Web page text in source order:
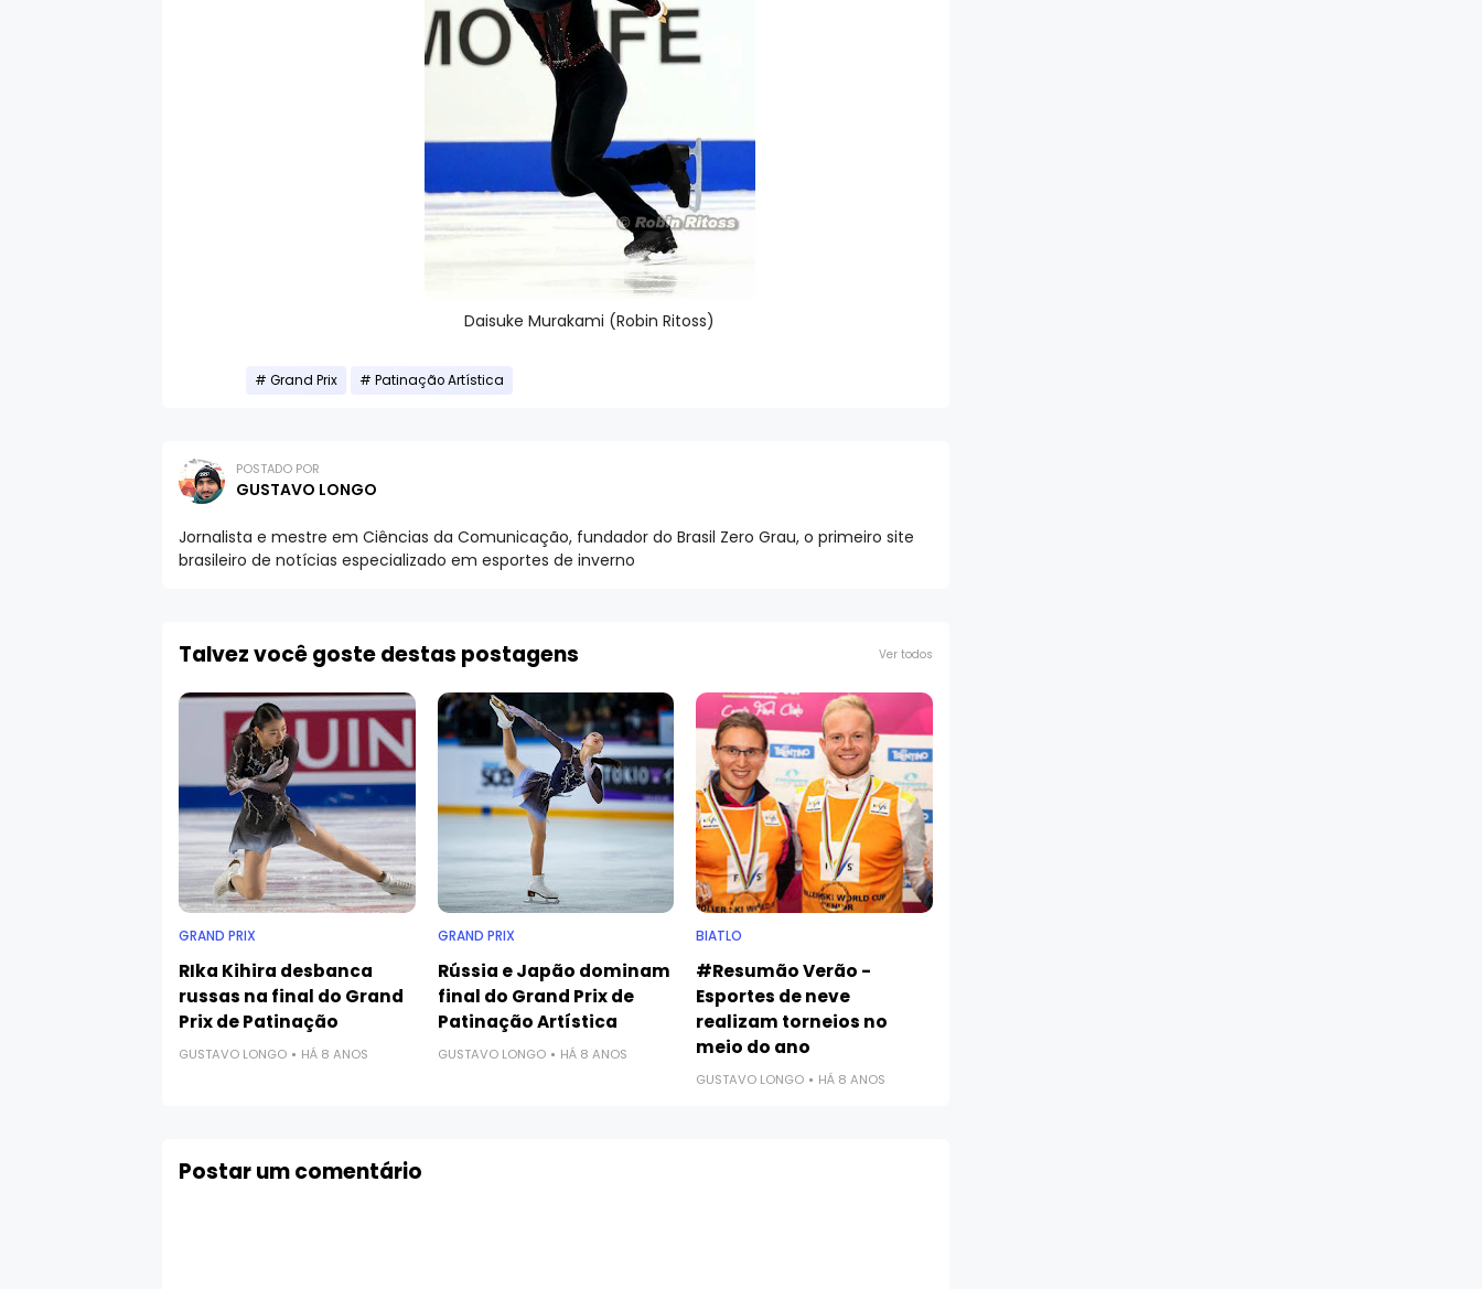
Daisuke Murakami (Robin Ritoss)
Grand Prix Patinação Artística
POSTADO POR
GUSTAVO LONGO
Jornalista e mestre em Ciências da Comunicação, fundador do Brasil Zero Grau, o primeiro site
brasileiro de notícias especializado em esportes de inverno
Talvez você goste destas postagens Ver todos
GRAND PRIX
RIka Kihira desbanca
russas na final do Grand
Prix de Patinação
GUSTAVO LONGO HÁ 8 ANOS
GRAND PRIX
Rússia e Japão dominam
final do Grand Prix de
Patinação Artística
GUSTAVO LONGO HÁ 8 ANOS
BIATLO
#Resumão Verão -
Esportes de neve
realizam torneios no
meio do ano
GUSTAVO LONGO HÁ 8 ANOS
Postar um comentário